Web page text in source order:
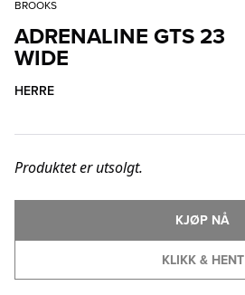
BROOKS
ADRENALINE GTS 23
WIDE
HERRE
Produktet er utsolgt.
KLIKK & HENT
KJØP NÅ